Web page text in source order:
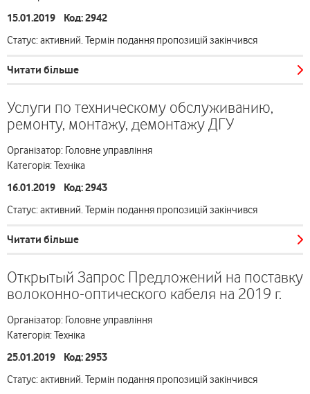
15.01.2019 Код: 2942
Статус: активний. Термін подання пропозицій закінчився
Читати більше
Услуги по техническому обслуживанию,
ремонту, монтажу, демонтажу ДГУ
Організатор: Головне управління
Категорія: Техніка
16.01.2019 Код: 2943
Статус: активний. Термін подання пропозицій закінчився
Читати більше
Открытый Запрос Предложений на поставку
волоконно-оптического кабеля на 2019 г.
Організатор: Головне управління
Категорія: Техніка
25.01.2019 Код: 2953
Статус: активний. Термін подання пропозицій закінчився